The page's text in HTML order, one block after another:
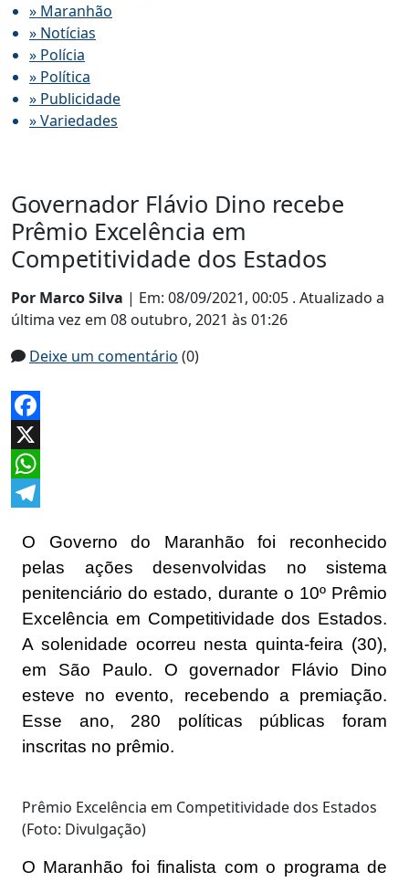
» Maranhão
» Notícias
» Polícia
» Política
» Publicidade
» Variedades
Governador Flávio Dino recebe
Prêmio Excelência em
Competitividade dos Estados
Por Marco Silva | Em: 08/09/2021, 00:05 . Atualizado a
última vez em 08 outubro, 2021 às 01:26
Deixe um comentário (0)
Facebook
X
WhatsApp
O Governo do Maranhão foi reconhecido
pelas ações desenvolvidas no sistema
penitenciário do estado, durante o 10º Prêmio
Excelência em Competitividade dos Estados.
A solenidade ocorreu nesta quinta-feira (30),
em São Paulo. O governador Flávio Dino
esteve no evento, recebendo a premiação.
Esse ano, 280 políticas públicas foram
inscritas no prêmio.
Prêmio Excelência em Competitividade dos Estados
(Foto: Divulgação)
O Maranhão foi finalista com o programa de